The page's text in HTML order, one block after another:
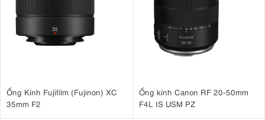
Ống Kính Fujifilm (Fujinon) XC
35mm F2
Ống kính Canon RF 20-50mm
F4L IS USM PZ